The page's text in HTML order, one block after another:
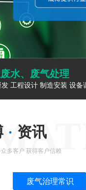
氮污水处理 高氨氮污水处理
水、废气处理
发 工程设计 制造安装 设备
· 资讯
多客户 获得客户信赖
废气治理常识